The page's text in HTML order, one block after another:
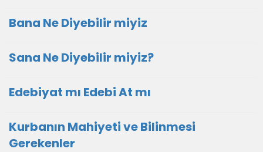
Bana Ne Diyebilir miyiz
Sana Ne Diyebilir miyiz?
Edebiyat mı Edebi At mı
Kurbanın Mahiyeti ve Bilinmesi
Gerekenler